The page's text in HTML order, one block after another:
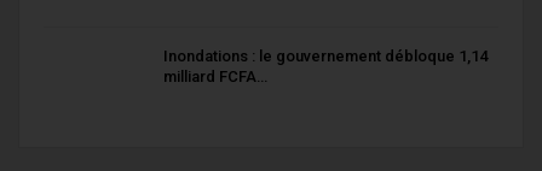
Inondations : le gouvernement débloque 1,14
milliard FCFA…